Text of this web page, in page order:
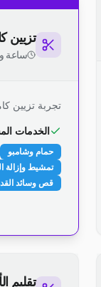
تزيين
ساعة
تجربة تزيين
الخدمات
حمام وشامبو
تمشيط وإزالة
قص وسائد
تقليم